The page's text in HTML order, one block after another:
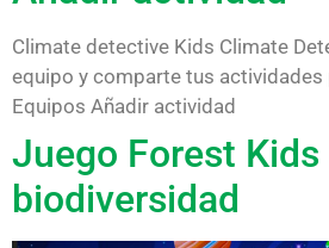
Climate detective Kids Climate
equipo y comparte tus actividades
Equipos Añadir actividad
Juego Forest
biodiversidad